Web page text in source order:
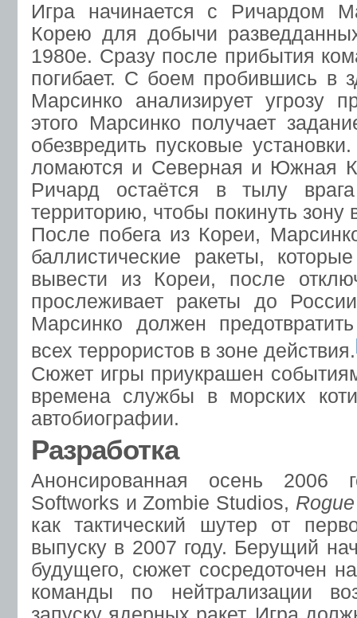
Игра начинается с Ричардом
Корею для добычи
1980е. Сразу после прибытия
погибает. С боем пробившись в
Марсинко анализирует угрозу
этого Марсинко получает
обезвредить пусковые
ломаются и Северная и Южная
Ричард остаётся в тылу
территорию, чтобы покинуть зону
После побега из Кореи,
баллистические ракеты,
вывести из Кореи, после
прослеживает ракеты до
Марсинко должен
всех террористов в зоне действия.
Сюжет игры приукрашен
времена службы в морских
автобиографии.
Разработка
Анонсированная осень 2006
Softworks и Zombie Studios,
как тактический шутер от
выпуску в 2007 году. Берущий
будущего, сюжет сосредоточен
команды по нейтрализации